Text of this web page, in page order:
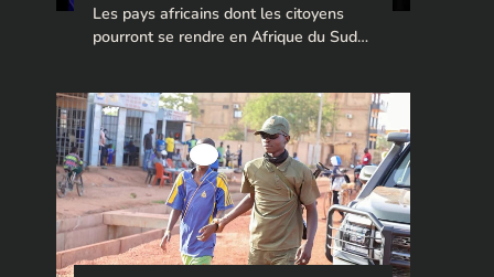
Les pays africains dont les citoyens
pourront se rendre en Afrique du Sud